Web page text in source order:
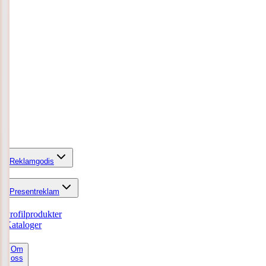
Reklamgodis
Presentreklam
Profilprodukter
Kataloger
Om
oss